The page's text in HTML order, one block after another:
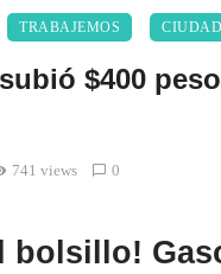
TRABAJEMOS
$400
741 views 0
bolsillo!